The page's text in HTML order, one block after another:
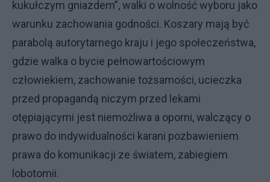
kukułczym gniazdem”, walki o wolność wyboru jako
warunku zachowania godności. Koszary mają być
parabolą autorytarnego kraju i jego społeczeństwa,
gdzie walka o bycie pełnowartościowym
człowiekiem, zachowanie tożsamości, ucieczka
przed propagandą niczym przed lekami
otępiającymi jest niemożliwa a oporni, walczący o
prawo do indywidualności karani pozbawieniem
prawa do komunikacji ze światem, zabiegiem
lobotomii.